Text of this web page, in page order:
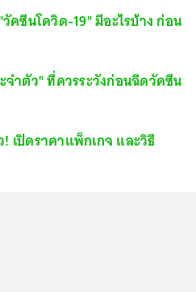
คซีนโควิด-19" มีอะไรบ้าง ก่อน
จำตัว" ที่ควรระวังก่อนฉีดวัคซีน
เปิดราคาแพ็กเกจ และวิธี